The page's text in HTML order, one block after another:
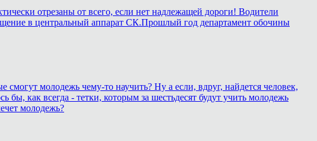
отрезаны от всего, если нет надлежащей дороги! Водители
в центральный аппарат СК.Прошлый год департамент обочины
смогут молодежь чему-то научить? Ну а если, вдруг, найдется человек,
бы, как всегда - тетки, которым за шестьдесят будут учить молодежь
молодежь?